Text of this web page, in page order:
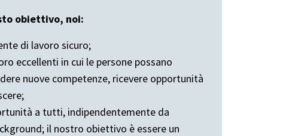
obiettivo, noi:
di lavoro sicuro;
eccellenti in cui le persone possano
nuove competenze, ricevere opportunità
a tutti, indipendentemente da
il nostro obiettivo è essere un